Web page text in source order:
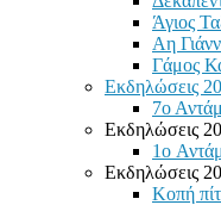
Άγιος
Αη
Γάμος
Εκδηλώσεις
7ο
Εκδηλώσεις
1o
Εκδηλώσεις
Κοπή